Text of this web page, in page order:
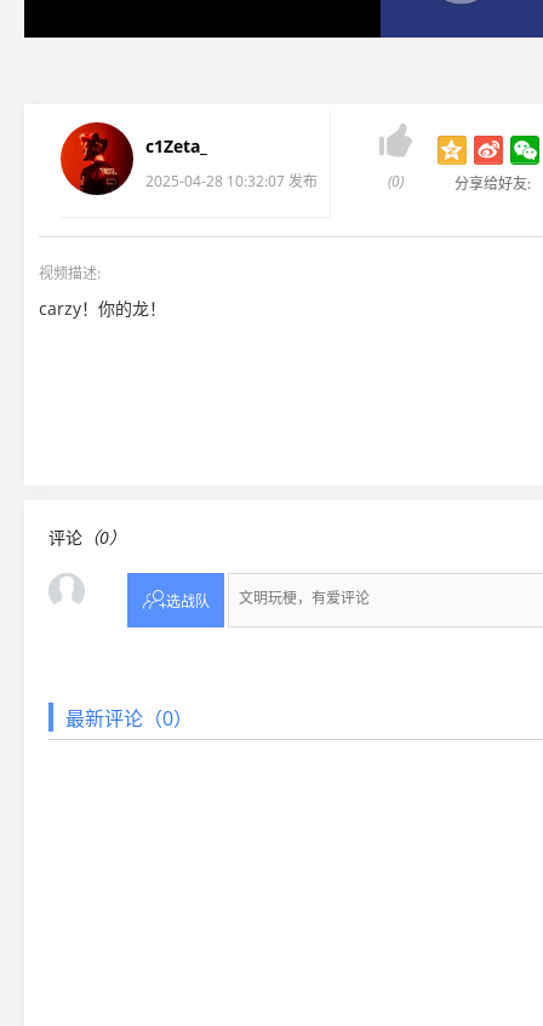
c1Zeta_
2025-04-28 10:32:07 发布

(0) 分享给好友:
视频描述:
carzy！你的龙！
评论 （0）
选战队
最新评论（0）